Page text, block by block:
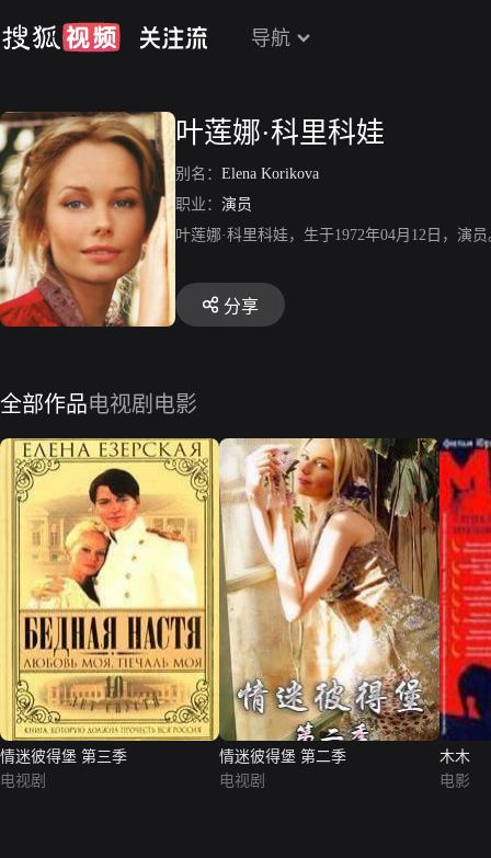
导航
叶莲娜·科里科娃
别名： Elena Korikova
职业： 演员
叶莲娜·科里科娃，生于1972年04月12日，演
分享
全部作品电视剧 电影
情迷彼得堡 第三季
电视剧
情迷彼得堡 第二季
电视剧
木木
电影